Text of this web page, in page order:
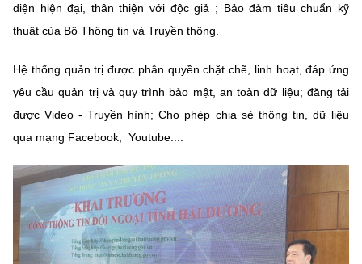
diện hiện đại, thân thiện với độc giả ; Bảo đảm tiêu chuẩn kỹ
thuật của Bộ Thông tin và Truyền thông.
Hệ thống quản trị được phân quyền chặt chẽ, linh hoạt, đáp ứng
yêu cầu quản trị và quy trình bảo mật, an toàn dữ liệu; đăng tải
được Video - Truyền hình; Cho phép chia sẻ thông tin, dữ liệu
qua mạng Facebook, Youtube....